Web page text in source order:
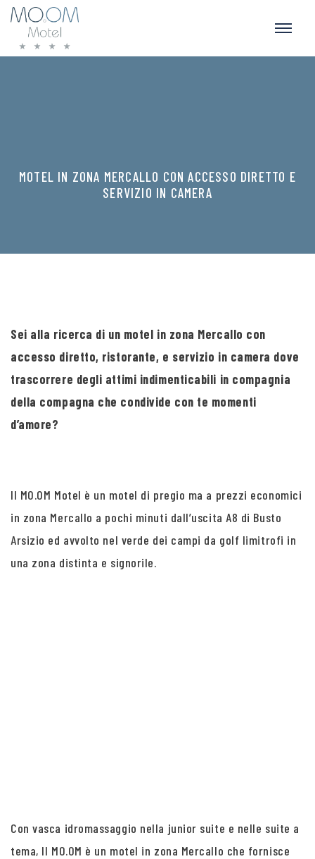
MOTEL IN ZONA MERCALLO CON ACCESSO DIRETTO E
SERVIZIO IN CAMERA
Sei alla ricerca di un motel in zona Mercallo con
accesso diretto, ristorante, e servizio in camera dove
trascorrere degli attimi indimenticabili in compagnia
della compagna che condivide con te momenti
d’amore?
Il MO.OM Motel è un motel di pregio ma a prezzi economici
in zona Mercallo a pochi minuti dall’uscita A8 di Busto
Arsizio ed avvolto nel verde dei campi da golf limitrofi in
una zona distinta e signorile.
Con vasca idromassaggio nella junior suite e nelle suite a
tema, Il MO.OM è un motel in zona Mercallo che fornisce